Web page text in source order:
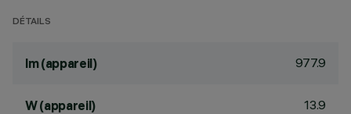
DÉTAILS
lm (appareil) 977.9
W (appareil) 13.9